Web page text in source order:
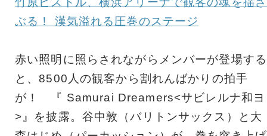
ぶる！ 漢気溢れる圧巻のステージ
赤い照明に照らされながらメンバーが登場する
と、8500人の観客から割れんばかりの拍手
が！ 『 Samurai Dreamers<サビレルナ和ヨ
>』を披露。谷中敦（バリトンサックス）と大